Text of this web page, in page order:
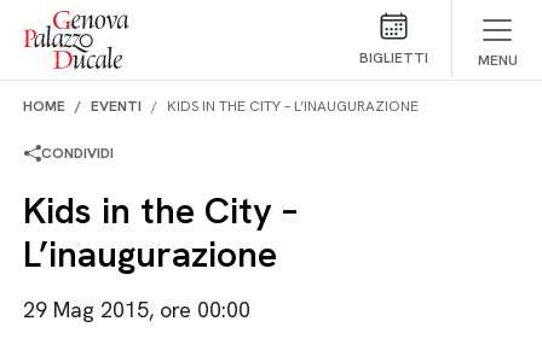
Salta al contenuto
BIGLIETTI MENU
HOME EVENTI KIDS IN THE CITY – L’INAUGURAZIONE
CONDIVIDI
Kids in the City –
L’inaugurazione
29 Mag 2015, ore 00:00